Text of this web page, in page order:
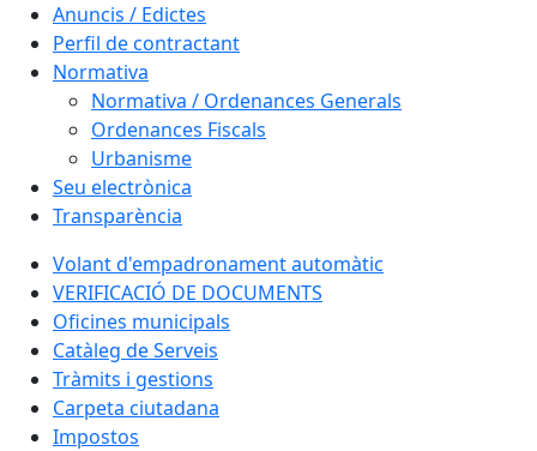
Anuncis / Edictes
Perfil de contractant
Normativa
Normativa / Ordenances Generals
Ordenances Fiscals
Urbanisme
Seu electrònica
Transparència
Volant d'empadronament automàtic
VERIFICACIÓ DE DOCUMENTS
Oficines municipals
Catàleg de Serveis
Tràmits i gestions
Carpeta ciutadana
Impostos